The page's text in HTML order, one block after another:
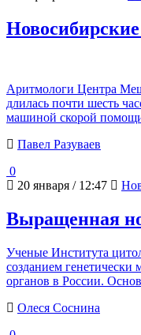
Аритмологи Центра
длилась почти шесть
машиной скорой помощи
Павел Разуваев
0
20 января / 12:47
Выращенная
Ученые Института
созданием
органов в России.
Олеся Соснина